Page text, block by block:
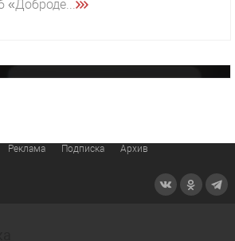
«Доброде...
стала главным героем нового
Реклама Подписка
Архив